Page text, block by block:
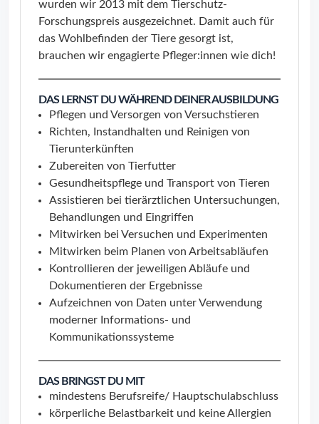
wurden wir 2013 mit dem Tierschutz-
Forschungspreis ausgezeichnet. Damit auch für
das Wohlbefinden der Tiere gesorgt ist,
brauchen wir engagierte Pfleger:innen wie dich!
DAS LERNST DU WÄHREND DEINER AUSBILDUNG
Pflegen und Versorgen von Versuchstieren
Richten, Instandhalten und Reinigen von
Tierunterkünften
Zubereiten von Tierfutter
Gesundheitspflege und Transport von Tieren
Assistieren bei tierärztlichen Untersuchungen,
Behandlungen und Eingriffen
Mitwirken bei Versuchen und Experimenten
Mitwirken beim Planen von Arbeitsabläufen
Kontrollieren der jeweiligen Abläufe und
Dokumentieren der Ergebnisse
Aufzeichnen von Daten unter Verwendung
moderner Informations- und
Kommunikationssysteme
DAS BRINGST DU MIT
mindestens Berufsreife/ Hauptschulabschluss
körperliche Belastbarkeit und keine Allergien